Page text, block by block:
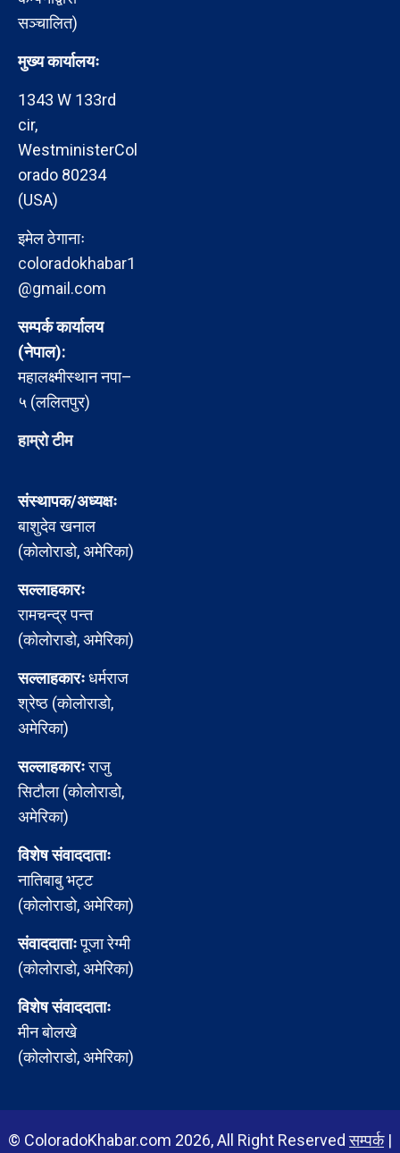
सञ्चालित)
मुख्य कार्यालयः
1343 W 133rd
cir,
WestministerCol
orado 80234
(USA)
इमेल ठेगानाः
coloradokhabar1
@gmail.com
सम्पर्क कार्यालय
(नेपाल):
महालक्ष्मीस्थान नपा–
५ (ललितपुर)
हाम्रो टीम
संस्थापक/अध्यक्षः
बाशुदेव खनाल
(कोलोराडो, अमेरिका)
सल्लाहकारः
रामचन्द्र पन्त
(कोलोराडो, अमेरिका)
सल्लाहकारःधर्मराज
श्रेष्ठ (कोलोराडो,
अमेरिका)
सल्लाहकारःराजु
सिटौला (कोलोराडो,
अमेरिका)
विशेष संवाददाताः
नातिबाबु भट्ट
(कोलोराडो, अमेरिका)
संवाददाताःपूजा रेग्मी
(कोलोराडो, अमेरिका)
विशेष संवाददाताः
मीन बोलखे
(कोलोराडो, अमेरिका)
© ColoradoKhabar.com 2026, All Right Reservedसम्पर्क|